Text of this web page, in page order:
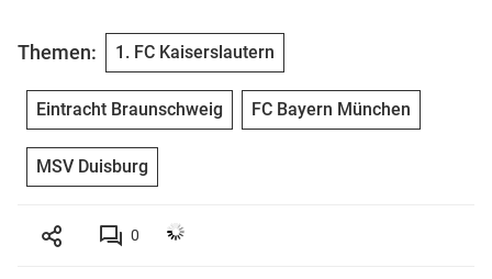
Themen: 1. FC Kaiserslautern
Eintracht Braunschweig FC Bayern München
MSV Duisburg
0